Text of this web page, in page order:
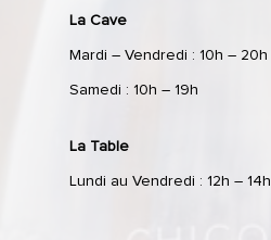
La Cave
Mardi – Vendredi : 10h – 20h
Samedi : 10h – 19h
La Table
Lundi au Vendredi : 12h – 14h